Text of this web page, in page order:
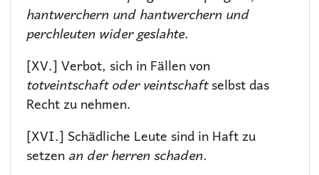
hantwerchern und hantwerchern und
perchleuten wider geslahte.
[XV.] Verbot, sich in Fällen von
totveintschaft oder veintschaftselbst das
Recht zu nehmen.
[XVI.] Schädliche Leute sind in Haft zu
setzen an der herren schaden.